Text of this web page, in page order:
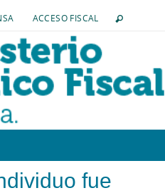
ACCESO FISCAL
fue